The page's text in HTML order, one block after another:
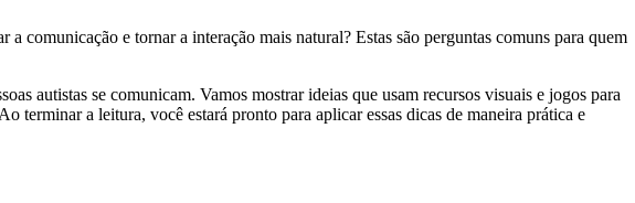
comunicação e tornar a interação mais natural? Estas são perguntas comuns para quem
autistas se comunicam. Vamos mostrar ideias que usam recursos visuais e jogos para
terminar a leitura, você estará pronto para aplicar essas dicas de maneira prática e